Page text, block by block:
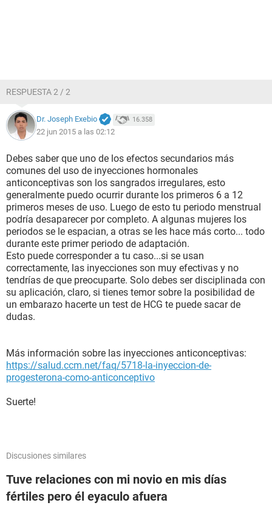
RESPUESTA 2 / 2
Dr. Joseph Exebio 16.358
22 jun 2015 a las 02:12
Debes saber que uno de los efectos secundarios más
comunes del uso de inyecciones hormonales
anticonceptivas son los sangrados irregulares, esto
generalmente puedo ocurrir durante los primeros 6 a 12
primeros meses de uso. Luego de esto tu periodo menstrual
podría desaparecer por completo. A algunas mujeres los
periodos se le espacian, a otras se les hace más corto... todo
durante este primer periodo de adaptación.
Esto puede corresponder a tu caso...si se usan
correctamente, las inyecciones son muy efectivas y no
tendrías de que preocuparte. Solo debes ser disciplinada con
su aplicación, claro, si tienes temor sobre la posibilidad de
un embarazo hacerte un test de HCG te puede sacar de
dudas.
Más información sobre las inyecciones anticonceptivas:
https://salud.ccm.net/faq/5718-la-inyeccion-de-
progesterona-como-anticonceptivo
Suerte!
Discusiones similares
Tuve relaciones con mi novio en mis días
fértiles pero él eyaculo afuera